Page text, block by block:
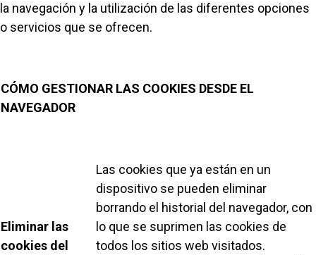
la navegación y la utilización de las diferentes opciones
o servicios que se ofrecen.
CÓMO GESTIONAR LAS COOKIES DESDE EL
NAVEGADOR
Eliminar las
cookies del
Las cookies que ya están en un
dispositivo se pueden eliminar
borrando el historial del navegador, con
lo que se suprimen las cookies de
todos los sitios web visitados.